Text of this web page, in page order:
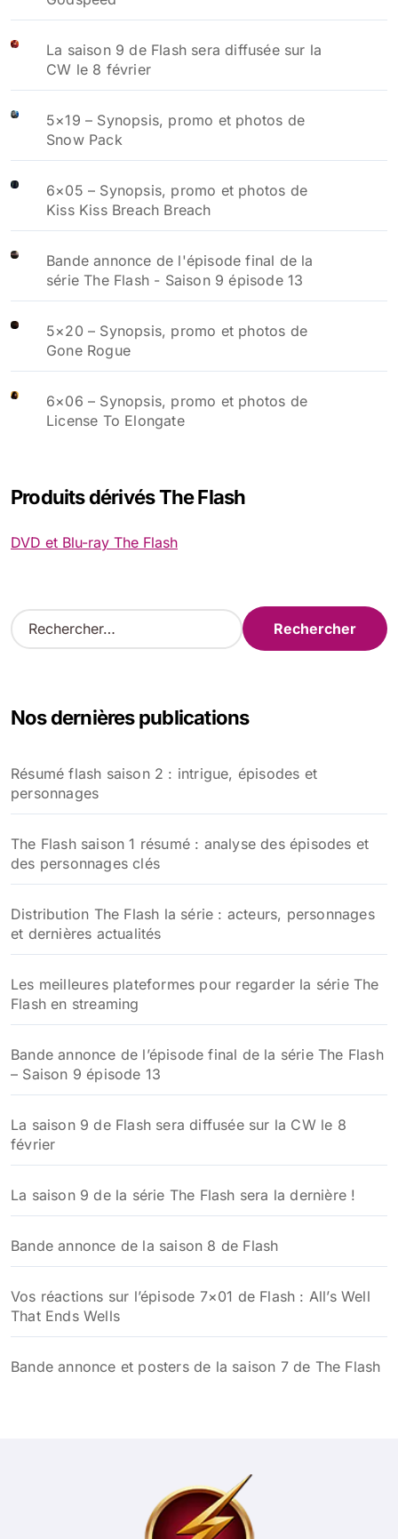
La saison 9 de Flash sera diffusée sur la
CW le 8 février
5×19 – Synopsis, promo et photos de
Snow Pack
6×05 – Synopsis, promo et photos de
Kiss Kiss Breach Breach
Bande annonce de l'épisode final de la
série The Flash - Saison 9 épisode 13
5×20 – Synopsis, promo et photos de
Gone Rogue
6×06 – Synopsis, promo et photos de
License To Elongate
Produits dérivés The Flash
DVD et Blu-ray The Flash
R
e
r
e
r
Nos dernières publications
Résumé flash saison 2 : intrigue, épisodes et
personnages
The Flash saison 1 résumé : analyse des épisodes et
des personnages clés
Distribution The Flash la série : acteurs, personnages
et dernières actualités
Les meilleures plateformes pour regarder la série The
Flash en streaming
Bande annonce de l’épisode final de la série The Flash
– Saison 9 épisode 13
La saison 9 de Flash sera diffusée sur la CW le 8
février
La saison 9 de la série The Flash sera la dernière !
Bande annonce de la saison 8 de Flash
Vos réactions sur l’épisode 7×01 de Flash : All’s Well
That Ends Wells
Bande annonce et posters de la saison 7 de The Flash